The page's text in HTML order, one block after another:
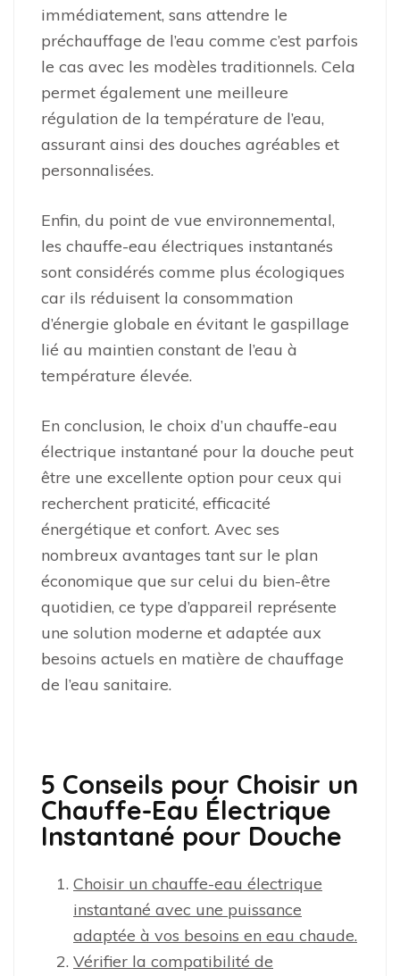
immédiatement, sans attendre le
préchauffage de l’eau comme c’est parfois
le cas avec les modèles traditionnels. Cela
permet également une meilleure
régulation de la température de l’eau,
assurant ainsi des douches agréables et
personnalisées.
Enfin, du point de vue environnemental,
les chauffe-eau électriques instantanés
sont considérés comme plus écologiques
car ils réduisent la consommation
d’énergie globale en évitant le gaspillage
lié au maintien constant de l’eau à
température élevée.
En conclusion, le choix d’un chauffe-eau
électrique instantané pour la douche peut
être une excellente option pour ceux qui
recherchent praticité, efficacité
énergétique et confort. Avec ses
nombreux avantages tant sur le plan
économique que sur celui du bien-être
quotidien, ce type d’appareil représente
une solution moderne et adaptée aux
besoins actuels en matière de chauffage
de l’eau sanitaire.
5 Conseils pour Choisir un
Chauffe-Eau Électrique
Instantané pour Douche
Choisir un chauffe-eau électrique
instantané avec une puissance
adaptée à vos besoins en eau chaude.
Vérifier la compatibilité de